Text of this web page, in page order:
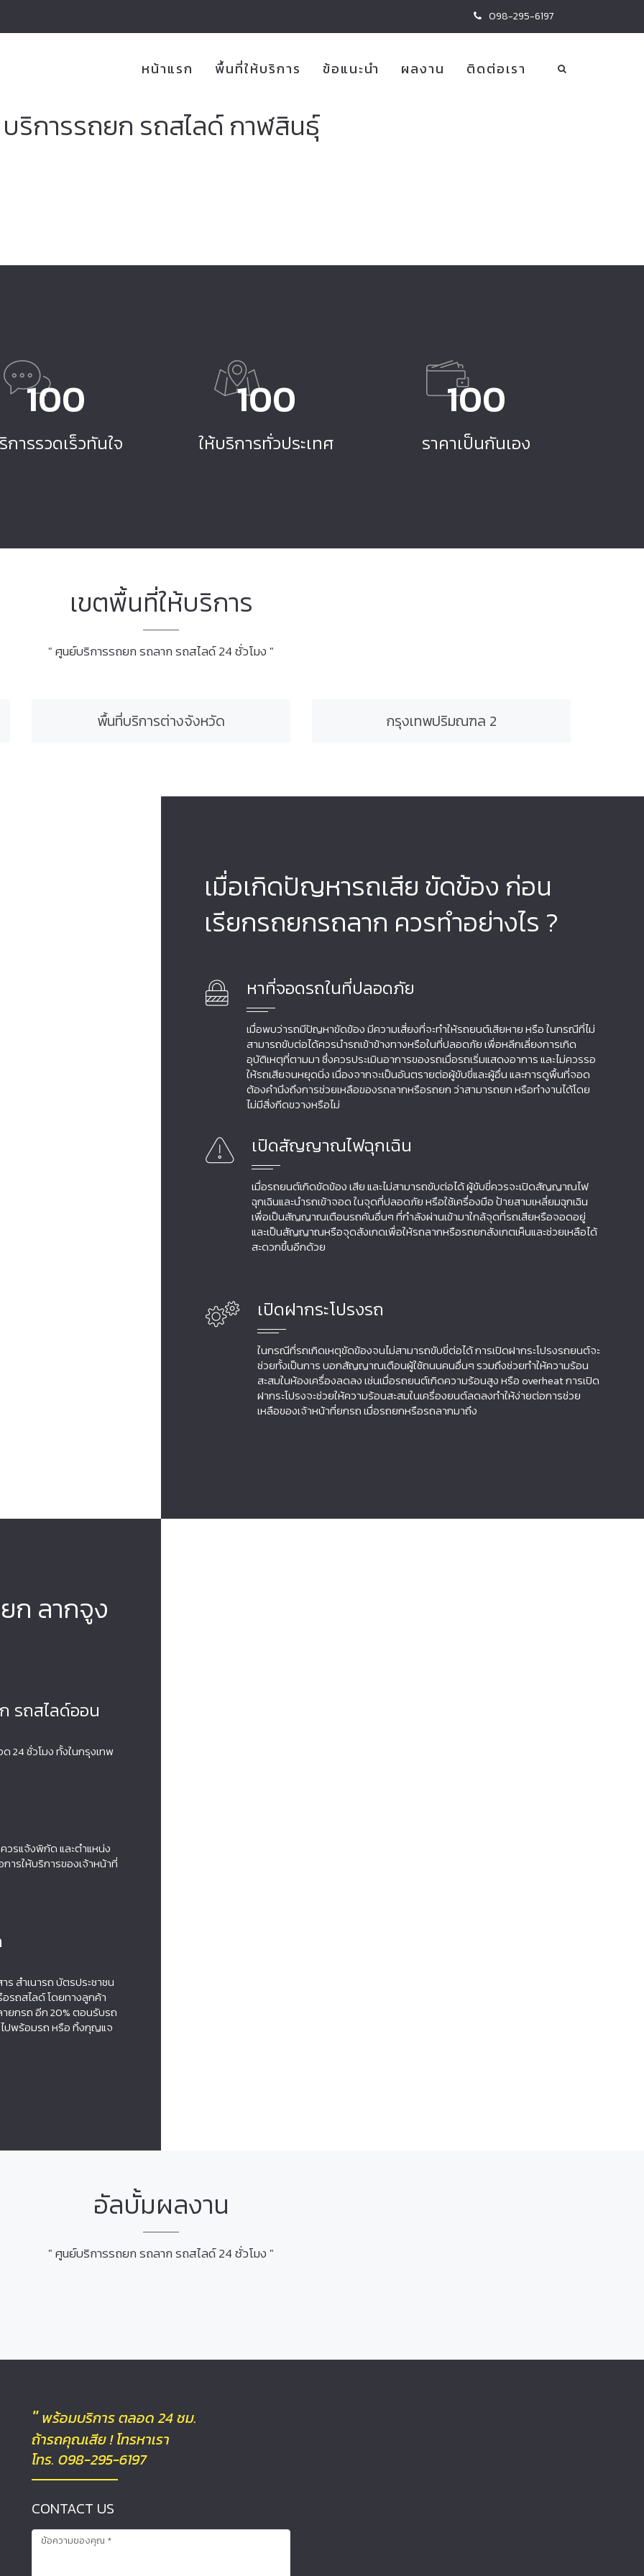
098-295-6197
หน้าแรก พื้นที่ให้บริการ ข้อแนะนำ ผลงาน ติดต่อเรา
บริการรถยก รถสไลด์ กาฬสินธุ์
100
การรวดเร็วทันใจ
100
ให้บริการทั่วประเทศ
100
ราคาเป็นกันเอง
เขตพื้นที่ให้บริการ
" ศูนย์บริการรถยก รถลาก รถสไลด์ 24 ชั่วโมง "
พื้นที่บริการต่างจังหวัด กรุงเทพปริมณฑล 2
เมื่อเกิดปัญหารถเสีย ขัดข้อง ก่อน
เรียกรถยกรถลาก ควรทำอย่างไร ?
หาที่จอดรถในที่ปลอดภัย
เมื่อพบว่ารถมีปัญหาขัดข้อง มีความเสี่ยงที่จะทำให้รถยนต์เสียหาย หรือ ในกรณีที่ไม่
สามารถขับต่อได้ควรนำรถเข้าข้างทางหรือในที่ปลอดภัย เพื่อหลีกเลี่ยงการเกิด
อุบัติเหตุที่ตามมา ซึ่งควรประเมินอาการของรถเมื่อรถเริ่มแสดงอาการ และไม่ควรรอ
ให้รถเสียจนหยุดนิ่ง เนื่องจากจะเป็นอันตรายต่อผู้ขับขี่และผู้อื่น และการดูพื้นที่จอด
ต้องคำนึงถึงการช่วยเหลือของรถลากหรือรถยก ว่าสามารถยก หรือทำงานได้โดย
ไม่มีสิ่งกีดขวางหรือไม่
เปิดสัญญาณไฟฉุกเฉิน
เมื่อรถยนต์เกิดขัดข้อง เสีย และไม่สามารถขับต่อได้ ผู้ขับขี่ควรจะเปิดสัญญาณไฟ
ฉุกเฉินและนำรถเข้าจอด ในจุดที่ปลอดภัย หรือใช้เครื่องมือ ป้ายสามเหลี่ยมฉุกเฉิน
เพื่อเป็นสัญญาณเตือนรถคันอื่นๆ ที่กำลังผ่านเข้ามาใกล้จุดที่รถเสียหรือจอดอยู่
และเป็นสัญญาณหรือจุดสังเกดเพื่อให้รถลากหรือรถยกสังเกตเห็นและช่วยเหลือได้
สะดวกขึ้นอีกด้วย
เปิดฝากระโปรงรถ
ในกรณีที่รถเกิดเหตุขัดข้องจนไม่สามารถขับขี่ต่อได้ การเปิดฝากระโปรงรถยนต์จะ
ช่วยทั้งเป็นการ บอกสัญญาณเตือนผู้ใช้ถนนคนอื่นๆ รวมถึงช่วยทำให้ความร้อน
สะสมในห้องเครื่องลดลง เช่นเมื่อรถยนต์เกิดความร้อนสูง หรือ overheat การเปิด
ฝากระโปรงจะช่วยให้ความร้อนสะสมในเครื่องยนต์ลดลงทำให้ง่ายต่อการช่วย
เหลือของเจ้าหน้าที่ยกรถ เมื่อรถยกหรือรถลากมาถึง
ก ลากจูง
รถสไลด์ออน
24 ชั่วโมง ทั้งในกรุงเทพ
วรแจ้งพิกัด และตำแหน่ง
ารให้บริการของเจ้าหน้าที่
สำเนารถ บัตรประชาชน
รถสไลด์ โดยทางลูกค้า
ายกรถ อีก 20% ตอนรับรถ
ไปพร้อมรถ หรือ ทิ้งกุญแจ
อัลบั้มผลงาน
" ศูนย์บริการรถยก รถลาก รถสไลด์ 24 ชั่วโมง "
" พร้อมบริการ ตลอด 24 ชม.
ถ้ารถคุณเสีย ! โทรหาเรา
โทร. 098-295-6197
CONTACT US